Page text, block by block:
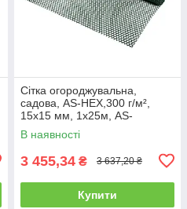
Сітка огороджувальна,
садова, AS-HEX,300 г/м²,
15х15 мм, 1x25м, AS-
HEX15151025GR
В наявності
3 455,34 ₴ 3 637,20 ₴
Купити